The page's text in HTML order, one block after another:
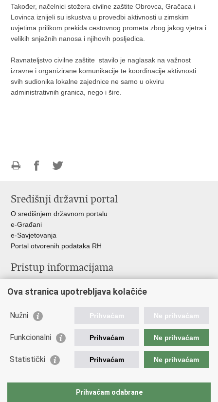
Također, načelnici stožera civilne zaštite Obrovca, Gračaca i
Lovinca iznijeli su iskustva u provedbi aktivnosti u zimskim
uvjetima prilikom prekida cestovnog prometa zbog jakog vjetra i
velikih snježnih nanosa i njihovih posljedica.
Ravnateljstvo civilne zaštite stavilo je naglasak na važnost
izravne i organizirane komunikacije te koordinacije aktivnosti
svih sudionika lokalne zajednice ne samo u okviru
administrativnih granica, nego i šire.
FacebookuTwitteru
Središnji državni portal
O središnjem državnom portalu
e-Građani
e-Savjetovanja
Portal otvorenih podataka RH
Pristup informacijama
Savjetovanje
Zapošljavanje
Odnosi s javnošću
Važne poveznice
Ministarstvo unutarnjih poslova
Ova stranica upotrebljava kolačiće
Nužni Prihvaćam Ne prihvaćam
Funkcionalni Prihvaćam Ne prihvaćam
Statistički Prihvaćam Ne prihvaćam
Prihvaćam odabrane